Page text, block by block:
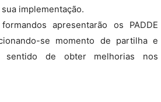
implementação.
apresentarão os PADDE
se momento de partilha e
sentido de obter melhorias nos